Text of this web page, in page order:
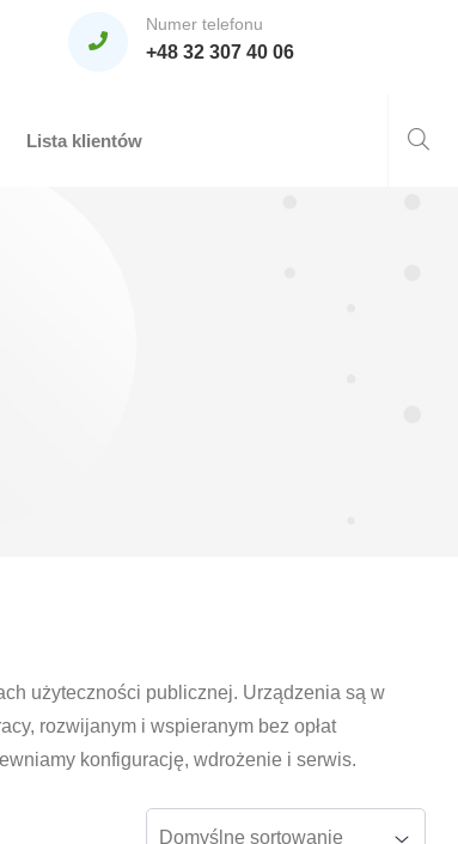
Numer telefonu
+48 32 307 40 06
Lista klientów
użyteczności publicznej. Urządzenia są w
rozwijanym i wspieranym bez opłat
konfigurację, wdrożenie i serwis.